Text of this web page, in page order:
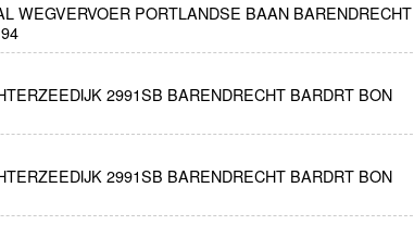
WEGVERVOER PORTLANDSE BAAN BARENDRECHT
2991SB BARENDRECHT BARDRT BON
2991SB BARENDRECHT BARDRT BON